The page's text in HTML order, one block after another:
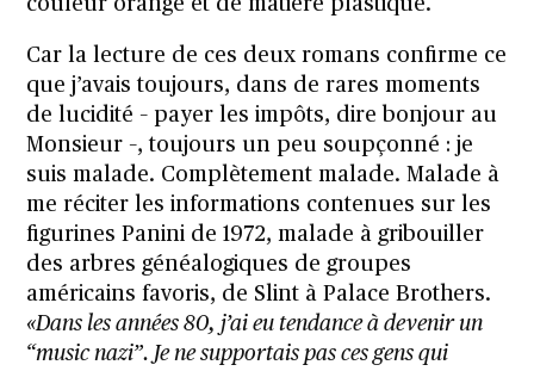
Car la lecture de ces deux romans confirme ce
que j’avais toujours, dans de rares moments
de lucidité – payer les impôts, dire bonjour au
Monsieur –, toujours un peu soupçonné : je
suis malade. Complètement malade. Malade à
me réciter les informations contenues sur les
figurines Panini de 1972, malade à gribouiller
des arbres généalogiques de groupes
américains favoris, de Slint à Palace Brothers.
«Dans les années 80, j’ai eu tendance à devenir un
“music nazi”. Je ne supportais pas ces gens qui